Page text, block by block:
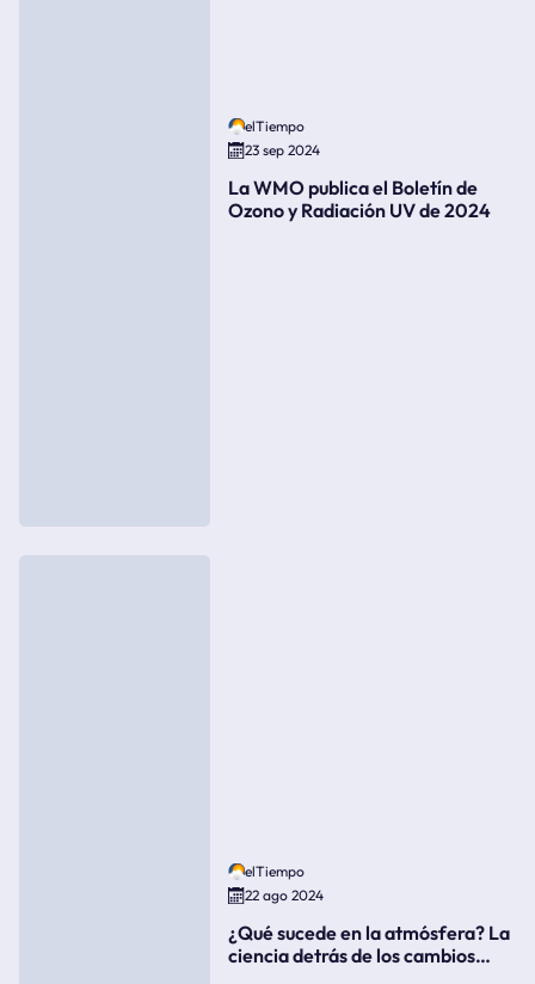
elTiempo
23 sep 2024
La WMO publica el Boletín de
Ozono y Radiación UV de 2024
elTiempo
22 ago 2024
¿Qué sucede en la atmósfera? La
ciencia detrás de los cambios